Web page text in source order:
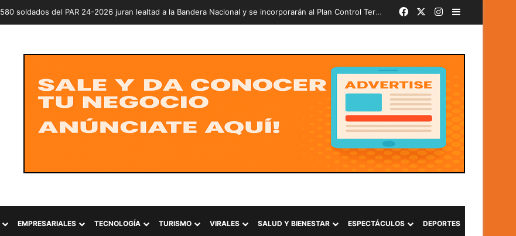
Más de 580 soldados del PAR 24-2026 juran lealtad a la Bandera Nacional y se incorporarán al Plan Control Territorial Facebook Instagram
EMPRESARIALES TECNOLOGÍA TURISMO VIRALES SALUD Y BIENESTAR ESPECTÁCULOS DEPORTES